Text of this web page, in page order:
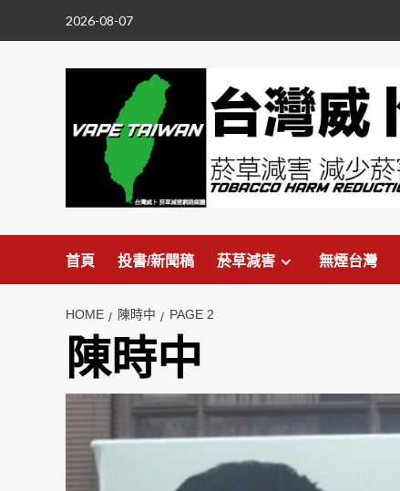
2026-08-07
首頁 投書/新聞稿 菸草減害 無煙台灣
HOME 陳時中 PAGE 2
陳時中